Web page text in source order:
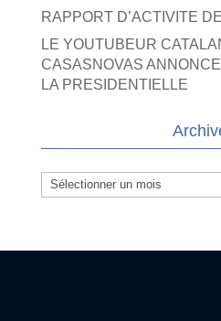
RAPPORT D’ACTIVITE
LE YOUTUBEUR
CASASNOVAS
LA PRESIDENTIELLE
Archives